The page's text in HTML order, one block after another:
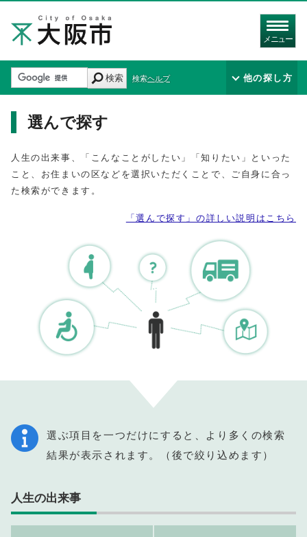
メニュー
検索 検索ヘルプ 他の探し方
選んで探す
人生の出来事、「こんなことがしたい」「知りたい」といった
こと、お住まいの区などを選択いただくことで、ご自身に合っ
た検索ができます。
「選んで探す」の詳しい説明はこちら
選ぶ項目を一つだけにすると、より多くの検索
結果が表示されます。（後で絞り込めます）
人生の出来事